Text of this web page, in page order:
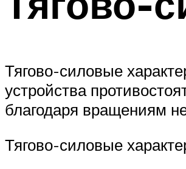
Тягово-силовые
устройства
благодаря вращениям
Тягово-силовые